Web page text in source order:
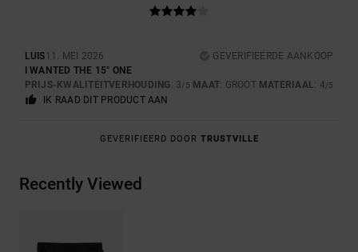
LUIS11. MEI 2026
GEVERIFIEERDE AANKOOP
I WANTED THE 15" ONE
PRIJS-KWALITEITVERHOUDING : 3/5 MAAT: GROOT MATERIAAL: 4/5
IK RAAD DIT PRODUCT AAN
GEVERIFIEERD DOOR TRUSTVILLE
Recently Viewed